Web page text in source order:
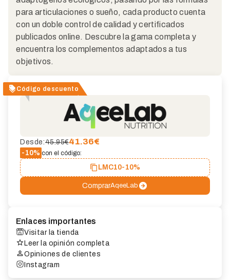
para articulaciones o sueño, cada producto cuenta
con un doble control de calidad y certificados
publicados online. Descubre la gama completa y
encuentra los complementos adaptados a tus
objetivos.
Código descuento
Desde:45.95€41.36€
-10% con el código:
LMC10-10%
ComprarAqeeLab
Enlaces importantes
Visitar la tienda
Leer la opinión completa
Opiniones de clientes
Instagram